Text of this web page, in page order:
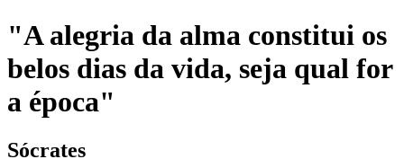
"A alegria da alma constitui os
belos dias da vida, seja qual for
a época"
Sócrates